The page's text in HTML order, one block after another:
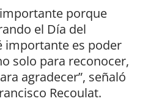
porque
el Día del
importante es poder
solo para reconocer,
agradecer”, señaló
Recoulat.